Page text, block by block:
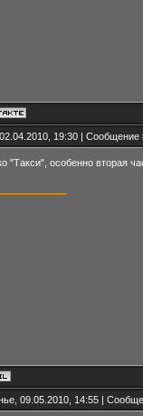
19:30 | Сообщение
"Такси", особенно вторая
09.05.2010, 14:55 |